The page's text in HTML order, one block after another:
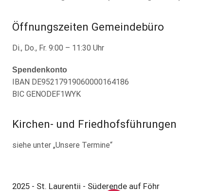
Öffnungszeiten Gemeindebüro
Di., Do., Fr. 9:00 – 11:30 Uhr
Spendenkonto
IBAN DE95217919060000164186
BIC GENODEF1WYK
Kirchen- und Friedhofsführungen
siehe unter „Unsere Termine“
2025 - St. Laurentii - Süderende auf Föhr